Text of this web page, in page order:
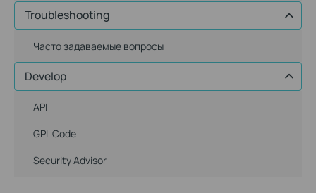
Troubleshooting
Часто задаваемые вопросы
Develop
API
GPL Code
Security Advisor